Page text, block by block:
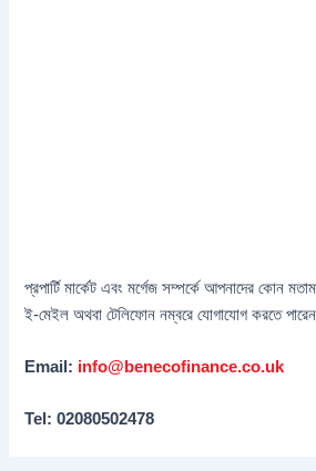
প্রপার্টি মার্কেট এবং মর্গেজ সম্পর্কে আপনাদের কোন
ই-মেইল অথবা টেলিফোন নম্বরে যোগাযোগ করতে
Email: info@benecofinance.co.uk
Tel: 02080502478